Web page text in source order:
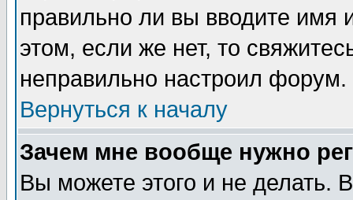
правильно ли вы вводите
этом, если же нет, то
неправильно настроил форум.
Вернуться к началу
Зачем мне вообще нужно
Вы можете этого и не делать.